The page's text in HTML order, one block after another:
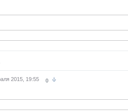
2015, 19:55 0